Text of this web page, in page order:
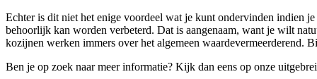
Echter is dit niet het enige voordeel wat je kunt ondervinden indien
behoorlijk kan worden verbeterd. Dat is aangenaam, want je wilt
kozijnen werken immers over het algemeen waardevermeerderend.
Ben je op zoek naar meer informatie? Kijk dan eens op onze